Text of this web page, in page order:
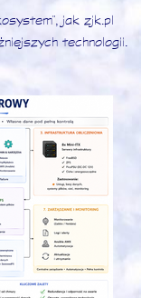
jak zjk.pl
technologii.